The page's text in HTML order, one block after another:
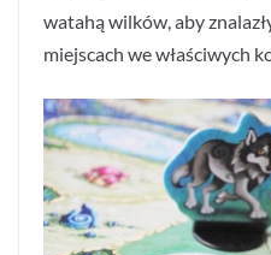
watahą wilków, aby
miejscach we właściwych